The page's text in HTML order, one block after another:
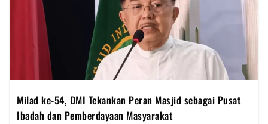
Milad ke-54, DMI Tekankan Peran Masjid sebagai Pusat
Ibadah dan Pemberdayaan Masyarakat